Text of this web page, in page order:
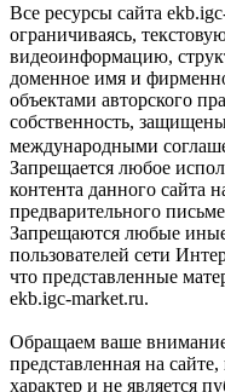
Все ресурсы сайта
ограничиваясь,
видеоинформацию,
доменное имя и
объектами авторского
собственность,
международными
Запрещается любое
контента данного сайта
предварительного
Запрещаются любые иные
пользователей сети
что представленные
ekb.igc-market.ru.
Обращаем ваше
представленная на
характер и не является